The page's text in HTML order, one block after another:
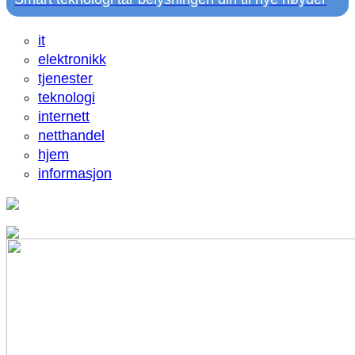
it
elektronikk
tjenester
teknologi
internett
netthandel
hjem
informasjon